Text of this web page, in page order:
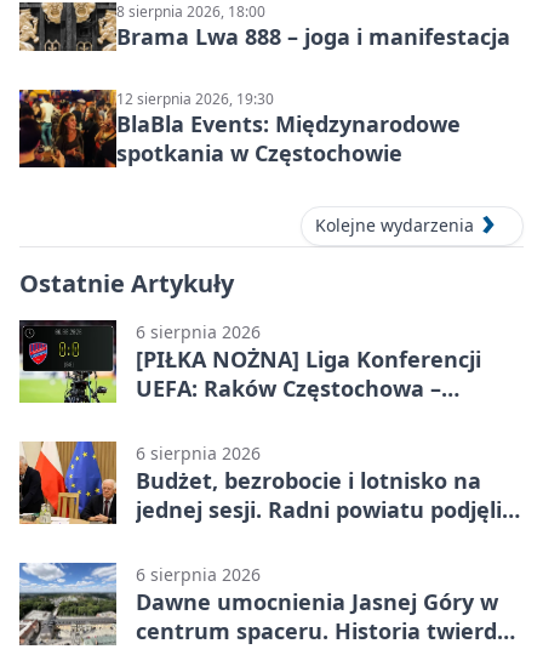
8 sierpnia 2026, 18:00
Brama Lwa 888 – joga i manifestacja
12 sierpnia 2026, 19:30
BlaBla Events: Międzynarodowe
spotkania w Częstochowie
Kolejne wydarzenia
Ostatnie Artykuły
6 sierpnia 2026
[PIŁKA NOŻNA] Liga Konferencji
UEFA: Raków Częstochowa –
meczu III rundy eliminacji
6 sierpnia 2026
Budżet, bezrobocie i lotnisko na
jednej sesji. Radni powiatu podjęli
6 sierpnia 2026
Dawne umocnienia Jasnej Góry w
centrum spaceru. Historia twierdzy